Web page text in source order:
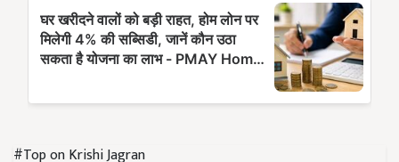
#Top on Krishi Jagran